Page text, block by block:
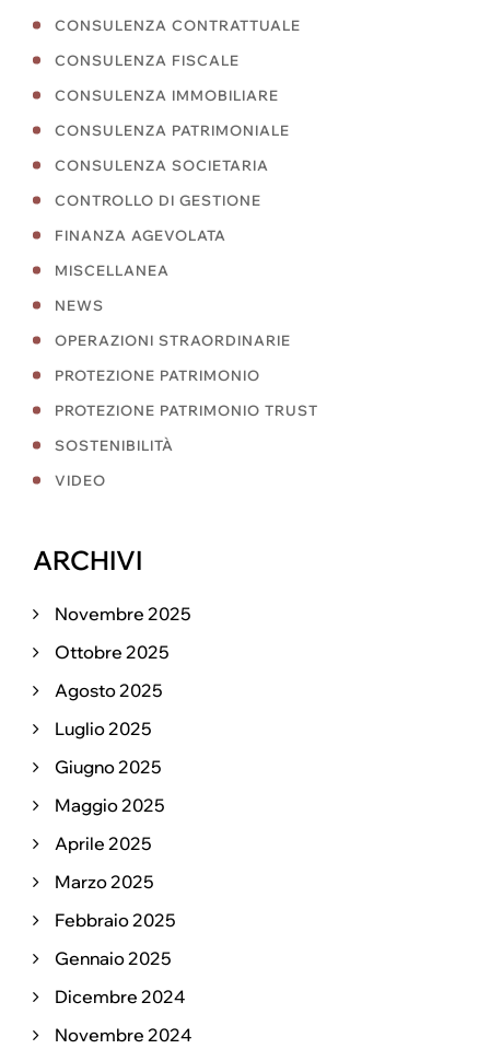
CONSULENZA CONTRATTUALE
CONSULENZA FISCALE
CONSULENZA IMMOBILIARE
CONSULENZA PATRIMONIALE
CONSULENZA SOCIETARIA
CONTROLLO DI GESTIONE
FINANZA AGEVOLATA
MISCELLANEA
NEWS
OPERAZIONI STRAORDINARIE
PROTEZIONE PATRIMONIO
PROTEZIONE PATRIMONIO TRUST
SOSTENIBILITÀ
VIDEO
ARCHIVI
Novembre 2025
Ottobre 2025
Agosto 2025
Luglio 2025
Giugno 2025
Maggio 2025
Aprile 2025
Marzo 2025
Febbraio 2025
Gennaio 2025
Dicembre 2024
Novembre 2024